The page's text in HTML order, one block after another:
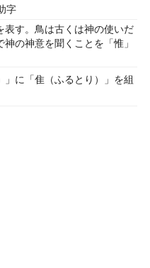
字
表す。鳥は古くは神の使いだ
の神意を聞くことを「惟」
」に「隹（ふるとり）」を組